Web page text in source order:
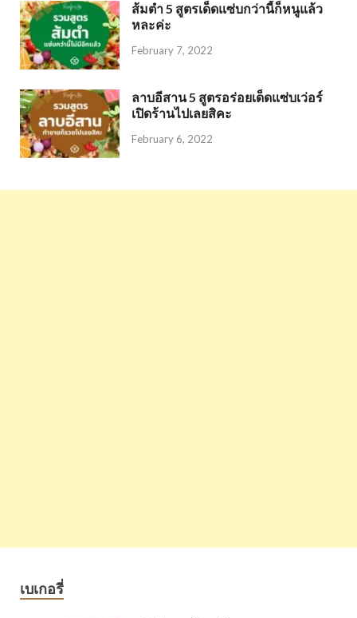
ส้มตำ 5 สูตรเด็ดแซ่บกว่านี้ก็หนูแล้ว
หละค่ะ
February 7, 2022
ลาบอีสาน 5 สูตรอร่อยเด็ดแซ่บเว่อร์
เปิดร้านไปเลยสิคะ
February 6, 2022
เบเกอรี่